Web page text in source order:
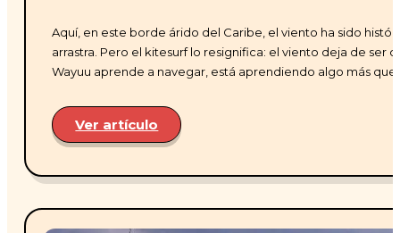
Aquí, en este borde árido del Caribe, el viento ha sido
arrastra. Pero el kitesurf lo resignifica: el viento deja de ser
Wayuu aprende a navegar, está aprendiendo algo más
Ver artículo